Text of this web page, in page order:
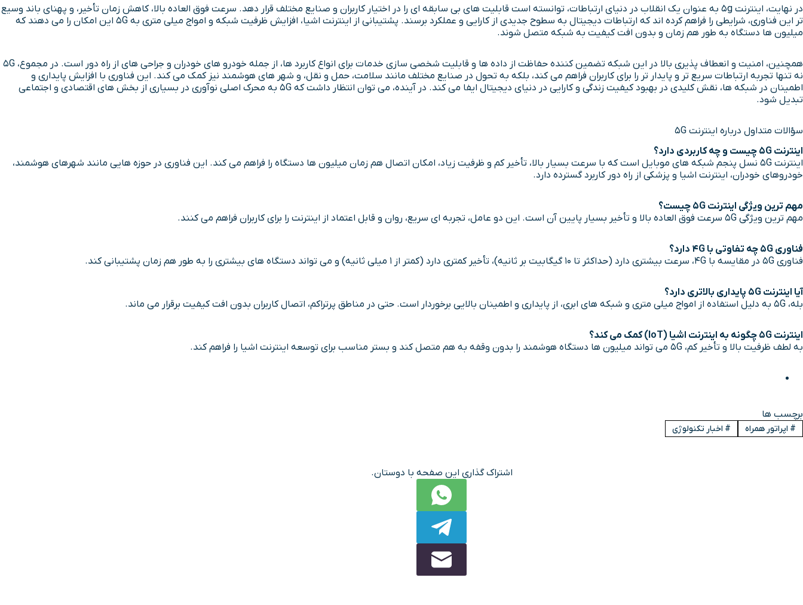
در نهایت، اینترنت 5g به عنوان یک انقلاب در دنیای ارتباطات، توانسته است قابلیت های بی سابقه ای را در اختیار کاربران و صنایع مختلف قرار دهد. سرعت فوق العاده بالا، کاهش زمان تأخیر، و پهنای باند وسیع
تر این فناوری، شرایطی را فراهم کرده اند که ارتباطات دیجیتال به سطوح جدیدی از کارایی و عملکرد برسند. پشتیبانی از اینترنت اشیا، افزایش ظرفیت شبکه و امواج میلی متری به 5G این امکان را می دهند که
میلیون ها دستگاه به طور هم زمان و بدون افت کیفیت به شبکه متصل شوند.
همچنین، امنیت و انعطاف پذیری بالا در این شبکه تضمین کننده حفاظت از داده ها و قابلیت شخصی سازی خدمات برای انواع کاربرد ها، از جمله خودرو های خودران و جراحی های از راه دور است. در مجموع، 5G
نه تنها تجربه ارتباطات سریع تر و پایدار تر را برای کاربران فراهم می کند، بلکه به تحول در صنایع مختلف مانند سلامت، حمل و نقل، و شهر های هوشمند نیز کمک می کند. این فناوری با افزایش پایداری و
اطمینان در شبکه ها، نقش کلیدی در بهبود کیفیت زندگی و کارایی در دنیای دیجیتال ایفا می کند. در آینده، می توان انتظار داشت که 5G به محرک اصلی نوآوری در بسیاری از بخش های اقتصادی و اجتماعی
تبدیل شود.
سؤالات متداول درباره اینترنت 5G
اینترنت 5G چیست و چه کاربردی دارد؟
اینترنت 5G نسل پنجم شبکه های موبایل است که با سرعت بسیار بالا، تأخیر کم و ظرفیت زیاد، امکان اتصال هم زمان میلیون ها دستگاه را فراهم می کند. این فناوری در حوزه هایی مانند شهرهای هوشمند،
خودروهای خودران، اینترنت اشیا و پزشکی از راه دور کاربرد گسترده دارد.
مهم ترین ویژگی اینترنت 5G چیست؟
مهم ترین ویژگی 5G سرعت فوق العاده بالا و تأخیر بسیار پایین آن است. این دو عامل، تجربه ای سریع، روان و قابل اعتماد از اینترنت را برای کاربران فراهم می کنند.
فناوری 5G چه تفاوتی با 4G دارد؟
فناوری 5G در مقایسه با 4G، سرعت بیشتری دارد (حداکثر تا 10 گیگابیت بر ثانیه)، تأخیر کمتری دارد (کمتر از 1 میلی ثانیه) و می تواند دستگاه های بیشتری را به طور هم زمان پشتیبانی کند.
آیا اینترنت 5G پایداری بالاتری دارد؟
بله، 5G به دلیل استفاده از امواج میلی متری و شبکه های ابری، از پایداری و اطمینان بالایی برخوردار است. حتی در مناطق پرتراکم، اتصال کاربران بدون افت کیفیت برقرار می ماند.
اینترنت 5G چگونه به اینترنت اشیا (IoT) کمک می کند؟
به لطف ظرفیت بالا و تأخیر کم، 5G می تواند میلیون ها دستگاه هوشمند را بدون وقفه به هم متصل کند و بستر مناسب برای توسعه اینترنت اشیا را فراهم کند.
برچسب ها
# اپراتور همراه # اخبار تکنولوژی
اشتراک گذاری این صفحه با دوستان.